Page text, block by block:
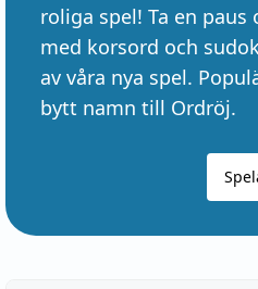
roliga spel! Ta en
med korsord och
av våra nya spel.
bytt namn till Ordröj.